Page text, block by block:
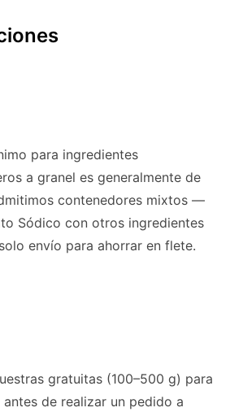
para ingredientes
a granel es generalmente de
contenedores mixtos —
Sódico con otros ingredientes
envío para ahorrar en flete.
gratuitas (100–500 g) para
de realizar un pedido a